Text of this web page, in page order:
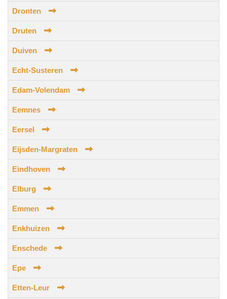
Dronten
Druten
Duiven
Echt-Susteren
Edam-Volendam
Eemnes
Eersel
Eijsden-Margraten
Eindhoven
Elburg
Emmen
Enkhuizen
Enschede
Epe
Etten-Leur